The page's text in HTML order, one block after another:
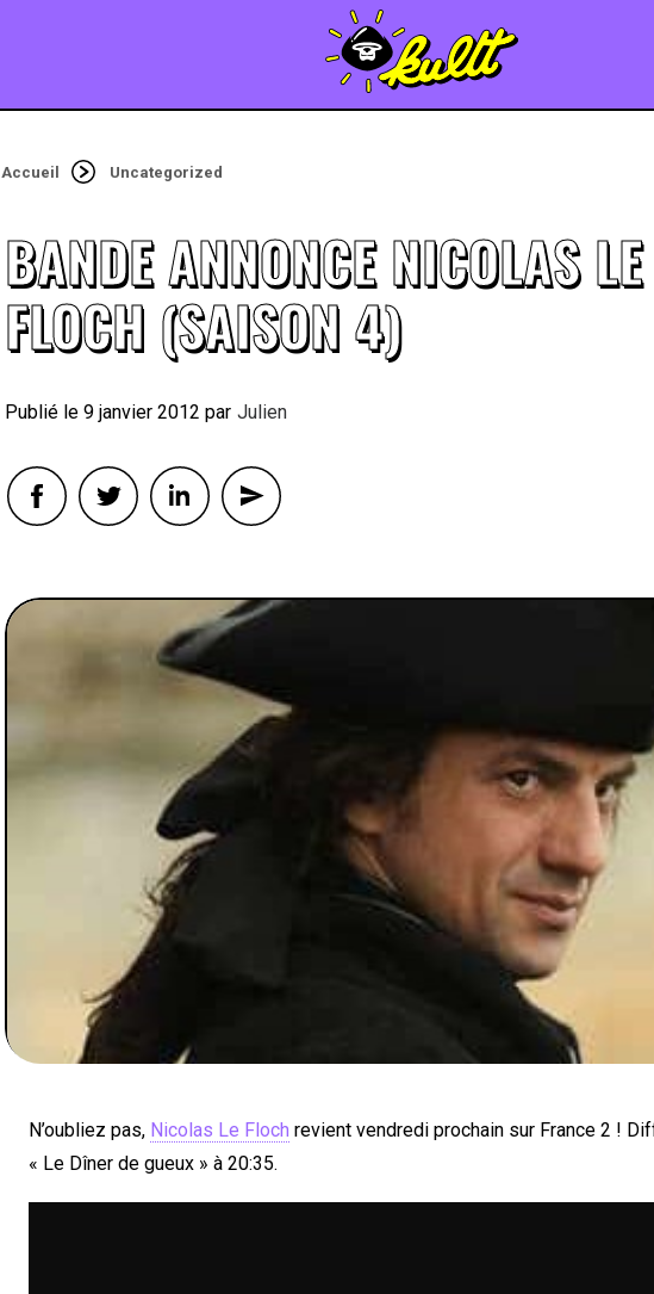
Accueil Uncategorized
BANDE ANNONCE NICOLAS LE
FLOCH (SAISON 4)
9 janvier 2012 By Julien
N’oubliez pas, Nicolas Le Floch revient vendredi prochain sur France 2 !
« Le Dîner de gueux » à 20:35.